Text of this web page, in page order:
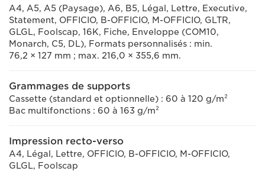
A4, A5, A5 (Paysage), A6, B5, Légal, Lettre, Executive,
Statement, OFFICIO, B-OFFICIO, M-OFFICIO, GLTR,
GLGL, Foolscap, 16K, Fiche, Enveloppe (COM10,
Monarch, C5, DL), Formats personnalisés : min.
76,2 × 127 mm ; max. 216,0 × 355,6 mm.
Grammages de supports
Cassette (standard et optionnelle) : 60 à 120 g/m²
Bac multifonctions : 60 à 163 g/m²
Impression recto-verso
A4, Légal, Lettre, OFFICIO, B-OFFICIO, M-OFFICIO,
GLGL, Foolscap